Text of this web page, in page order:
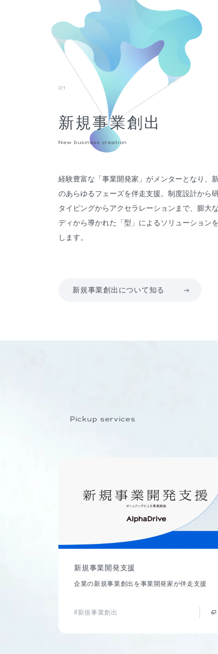
01
新規事業創出
New business creation
経験豊富な「事業開発家」がメンターとなり、
のあらゆるフェーズを伴走支援。制度設計から
タイピングからアクセラレーションまで、膨大
ディから導かれた「型」によるソリューション
します。
新規事業創出について知る
Pickup services
新規事業開発支援
企業の新規事業創出を事業開発家が伴走支援
#新規事業創出